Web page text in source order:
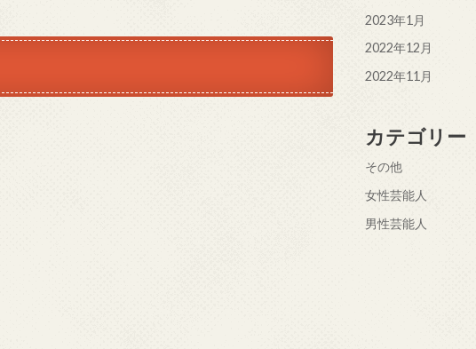
2023年1月
2022年12月
2022年11月
カテゴリー
その他
女性芸能人
男性芸能人